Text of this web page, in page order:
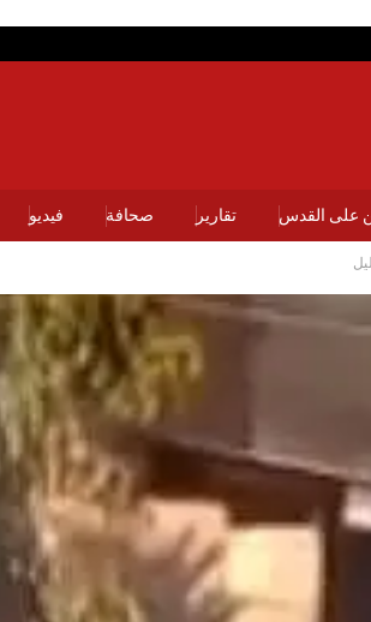
على القدس تقارير صحافة فيديو